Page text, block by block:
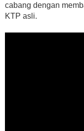
cabang dengan
KTP asli.